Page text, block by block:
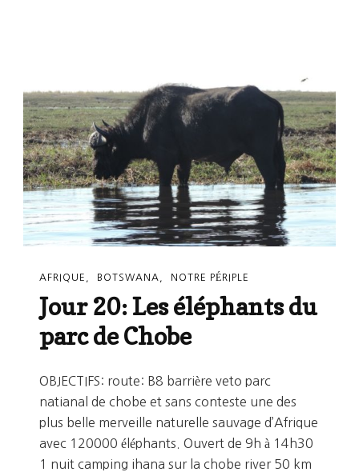
AFRIQUE BOTSWANA NOTRE PÉRIPLE
Jour 20: Les éléphants du
parc de Chobe
OBJECTIFS: route: B8 barrière veto parc
natianal de chobe et sans conteste une des
plus belle merveille naturelle sauvage d’Afrique
avec 120000 éléphants. Ouvert de 9h à 14h30
1 nuit camping ihana sur la chobe river 50 km ​